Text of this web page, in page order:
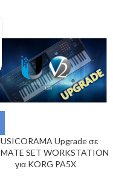
Upgrade σε
SET WORKSTATION
για KORG PA5X